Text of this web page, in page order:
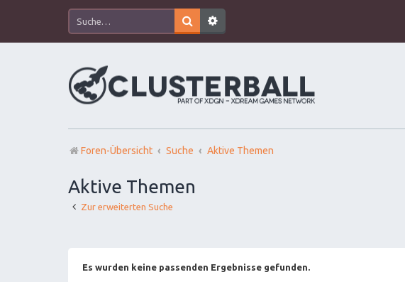
Foren-Übersicht Suche Aktive Themen
Aktive Themen
Zur erweiterten Suche
Es wurden keine passenden Ergebnisse gefunden.